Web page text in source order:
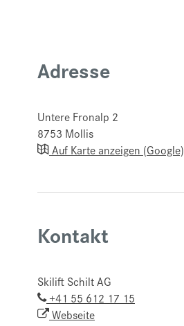
Adresse
Untere Fronalp 2
8753 Mollis
Auf Karte anzeigen (Google)
Kontakt
Skilift Schilt AG
+41 55 612 17 15
Webseite